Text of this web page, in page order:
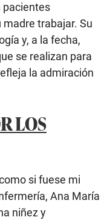
pacientes
trabajar. Su
y, a la fecha,
se realizan para
la admiración
LOS
si fuese mi
Ana María
niñez y